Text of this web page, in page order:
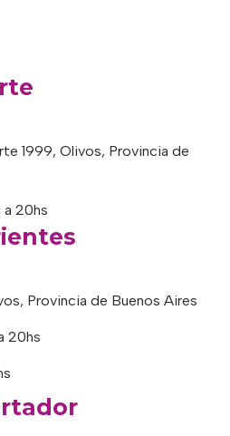
1999, Olivos, Provincia de
a 20hs
Provincia de Buenos Aires
20hs